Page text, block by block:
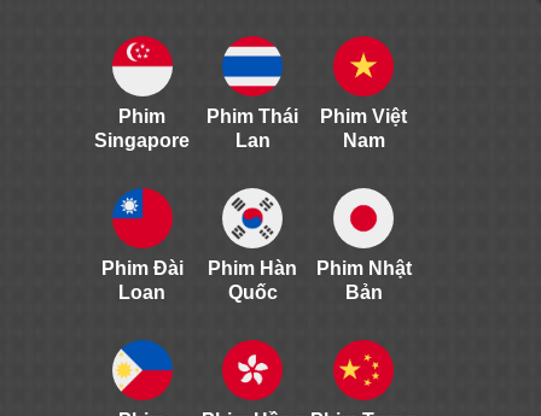
Phim
Singapore
Phim Thái
Lan
Phim Việt
Nam
Phim Đài
Loan
Phim Hàn
Quốc
Phim Nhật
Bản